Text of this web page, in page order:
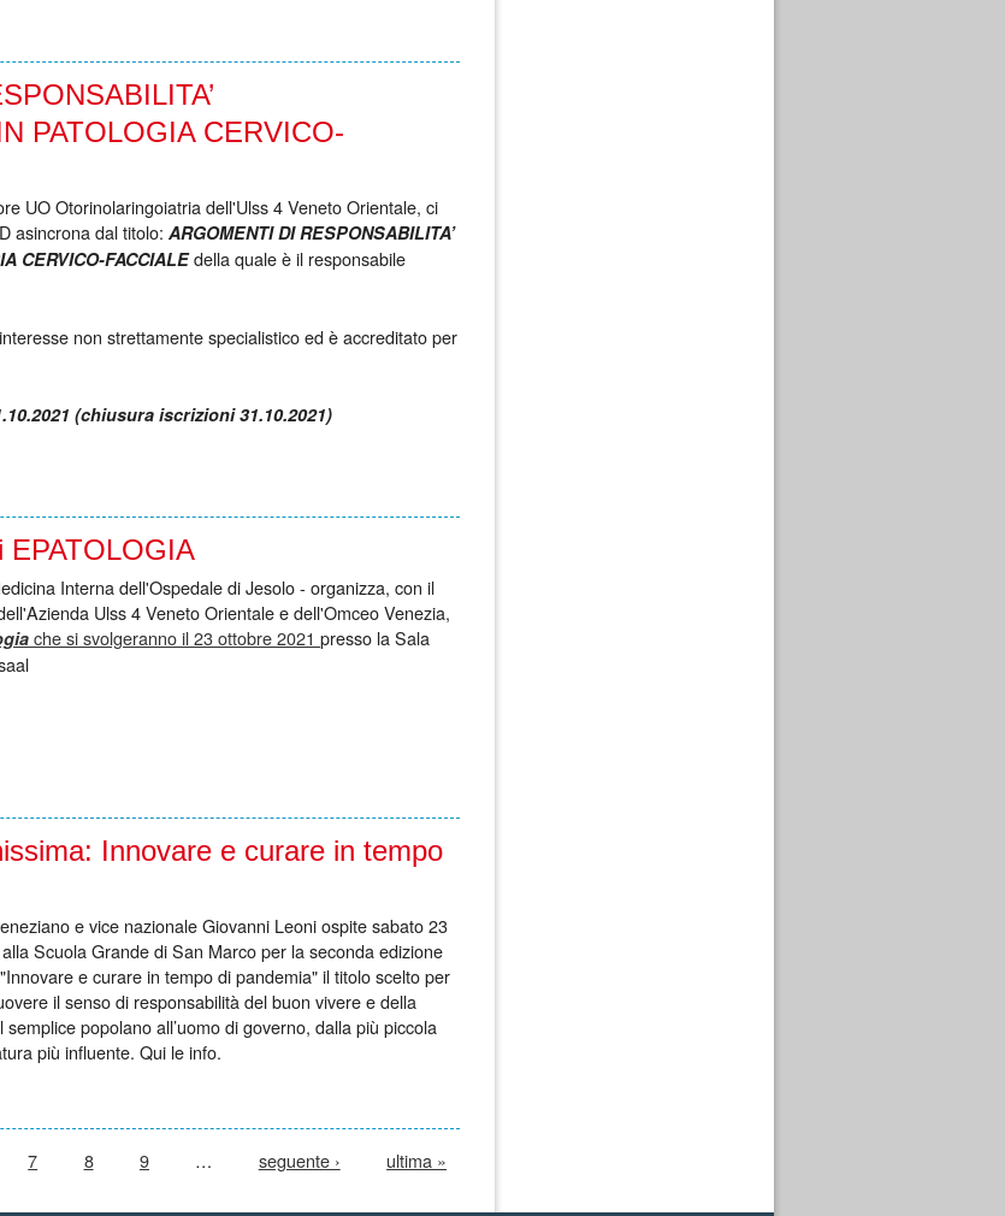
PATOLOGIA CERVICO-
UO Otorinolaringoiatria dell'Ulss 4 Veneto Orientale, ci
asincrona dal titolo: ARGOMENTI DI RESPONSABILITA’
CERVICO-FACCIALEdella quale è il responsabile
non strettamente specialistico ed è accreditato per
(chiusura iscrizioni 31.10.2021)
EPATOLOGIA
Interna dell'Ospedale di Jesolo - organizza, con il
Ulss 4 Veneto Orientale e dell'Omceo Venezia,
che si svolgeranno il23 ottobre 2021 presso la Sala
Innovare e curare in tempo
e vice nazionale Giovanni Leoni ospite sabato 23
Scuola Grande di San Marco per la seconda edizione
e curare in tempo di pandemia" il titolo scelto per
il senso di responsabilità del buon vivere e della
popolano all’uomo di governo, dalla più piccola
più influente. Qui le info.
7 8 9 … seguente › ultima »